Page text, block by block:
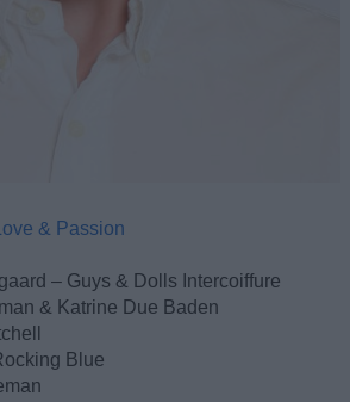
& Passion
– Guys & Dolls Intercoiffure
& Katrine Due Baden
Blue